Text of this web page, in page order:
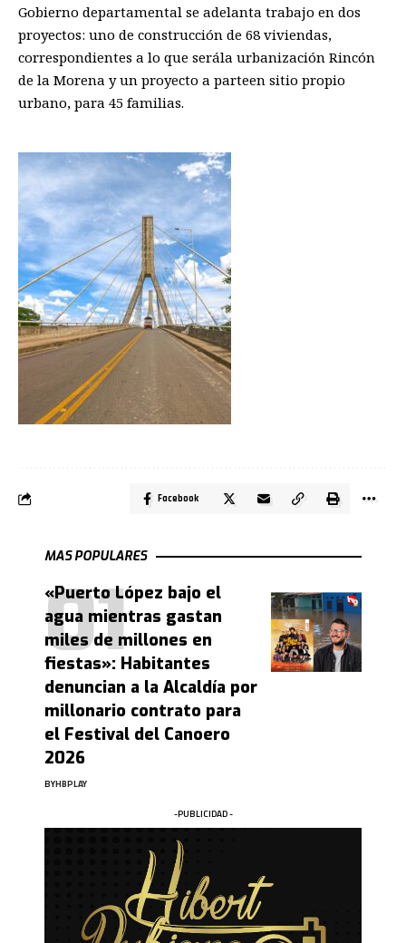
Gobierno departamental se adelanta trabajo en dos
proyectos: uno de construcción de 68 viviendas,
correspondientes a lo que serála urbanización Rincón
de la Morena y un proyecto a parteen sitio propio
urbano, para 45 familias.
Facebook
MAS POPULARES
«Puerto López bajo el
agua mientras gastan
miles de millones en
fiestas»: Habitantes
denuncian a la Alcaldía por
millonario contrato para
el Festival del Canoero
2026
BYHBPLAY
-PUBLICIDAD -